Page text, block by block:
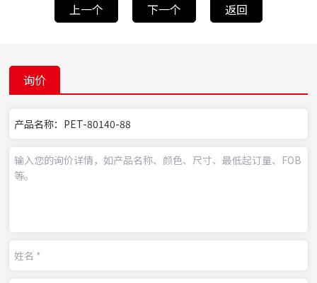
上一个 下一个 返回
询价